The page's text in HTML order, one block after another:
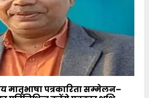
मातृभाषा पत्रकारिता सम्मेलन–